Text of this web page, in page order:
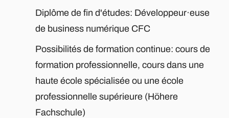
Diplôme de fin d'études: Développeur·euse
de business numérique CFC
Possibilités de formation continue: cours de
formation professionnelle, cours dans une
haute école spécialisée ou une école
professionnelle supérieure (Höhere
Fachschule)